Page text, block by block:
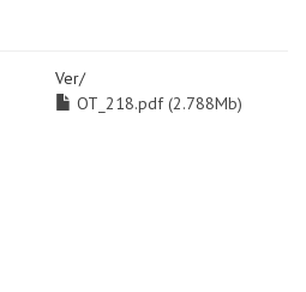
Ver/
OT_218.pdf (2.788Mb)